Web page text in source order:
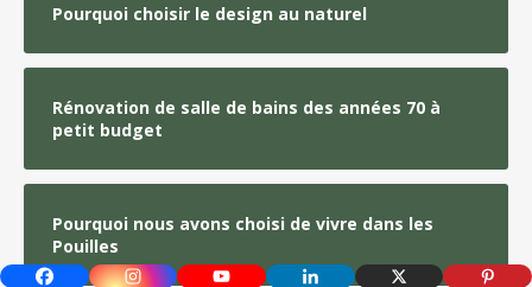
Pourquoi choisir le design au naturel
Rénovation de salle de bains des années 70 à
petit budget
Pourquoi nous avons choisi de vivre dans les
Pouilles